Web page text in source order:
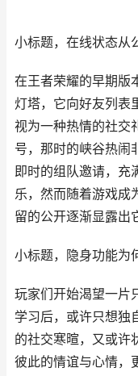
小标题，在线状态从
在王者荣耀的早期版
灯塔，它向好友列表
视为一种热情的社交
号，那时的峡谷热闹
即时的组队邀请，充
乐，然而随着游戏成
留的公开逐渐显露出
小标题，隐身功能为
玩家们开始渴望一片
学习后，或许只想独
的社交寒暄，又或许
彼此的情谊与心情，